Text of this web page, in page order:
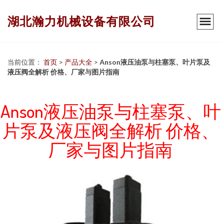
湖北瀚力机械设备有限公司
当前位置： 首页 > 产品大全 > Anson液压油泵与柱塞泵、叶片泵及
液压阀全解析 价格、厂家与图片指南
Anson液压油泵与柱塞泵、叶
片泵及液压阀全解析 价格、
厂家与图片指南